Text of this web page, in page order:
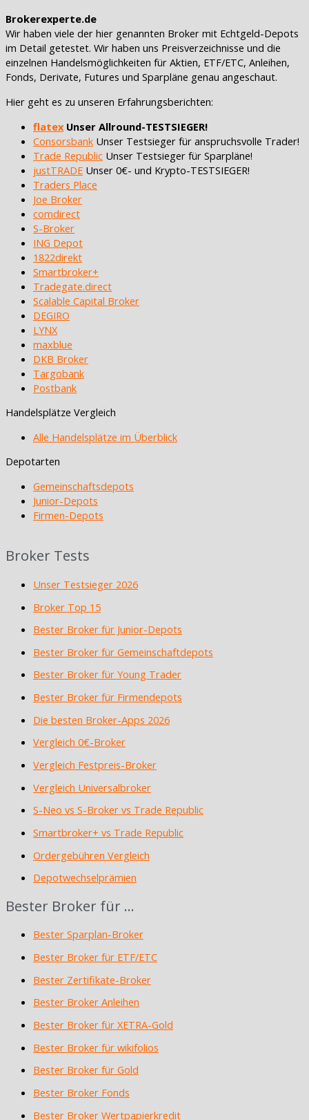
Brokerexperte.de
Wir haben viele der hier genannten Broker mit Echtgeld-Depots
im Detail getestet. Wir haben uns Preisverzeichnisse und die
einzelnen Handelsmöglichkeiten für Aktien, ETF/ETC, Anleihen,
Fonds, Derivate, Futures und Sparpläne genau angeschaut.
Hier geht es zu unseren Erfahrungsberichten:
flatex Unser Allround-TESTSIEGER!
Consorsbank Unser Testsieger für anspruchsvolle Trader!
Trade Republic Unser Testsieger für Sparpläne!
justTRADE Unser 0€- und Krypto-TESTSIEGER!
Traders Place
Joe Broker
comdirect
S-Broker
ING Depot
1822direkt
Smartbroker+
Tradegate.direct
Scalable Capital Broker
DEGIRO
LYNX
maxblue
DKB Broker
Targobank
Postbank
Handelsplätze Vergleich
Alle Handelsplätze im Überblick
Depotarten
Gemeinschaftsdepots
Junior-Depots
Firmen-Depots
Broker Tests
Unser Testsieger 2026
Broker Top 15
Bester Broker für Junior-Depots
Bester Broker für Gemeinschaftdepots
Bester Broker für Young Trader
Bester Broker für Firmendepots
Die besten Broker-Apps 2026
Vergleich 0€-Broker
Vergleich Festpreis-Broker
Vergleich Universalbroker
S-Neo vs S-Broker vs Trade Republic
Smartbroker+ vs Trade Republic
Ordergebühren Vergleich
Depotwechselprämien
Bester Broker für …
Bester Sparplan-Broker
Bester Broker für ETF/ETC
Bester Zertifikate-Broker
Bester Broker Anleihen
Bester Broker für XETRA-Gold
Bester Broker für wikifolios
Bester Broker für Gold
Bester Broker Fonds
Bester Broker Wertpapierkredit